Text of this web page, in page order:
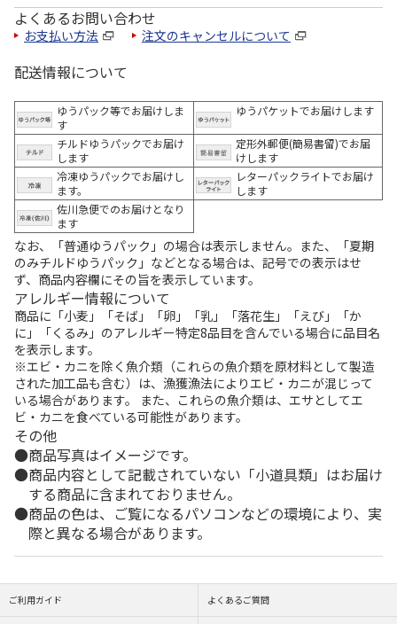
よくあるお問い合わせ
お支払い方法 注文のキャンセルについて
配送情報について
ゆうパック等でお届けしま
す
ゆうパケットでお届けします
チルドゆうパックでお届け
します
定形外郵便(簡易書留)でお届
けします
冷凍ゆうパックでお届けし
ます。
レターパックライトでお届け
します
佐川急便でのお届けとなり
ます
なお、「普通ゆうパック」の場合は表示しません。また、「夏期
のみチルドゆうパック」などとなる場合は、記号での表示はせ
ず、商品内容欄にその旨を表示しています。
アレルギー情報について
商品に「小麦」「そば」「卵」「乳」「落花生」「えび」「か
に」「くるみ」のアレルギー特定8品目を含んでいる場合に品目名
を表示します。
※エビ・カニを除く魚介類（これらの魚介類を原材料として製造
された加工品も含む）は、漁獲漁法によりエビ・カニが混じって
いる場合があります。 また、これらの魚介類は、エサとしてエ
ビ・カニを食べている可能性があります。
その他
商品写真はイメージです。
商品内容として記載されていない「小道具類」はお届け
する商品に含まれておりません。
商品の色は、ご覧になるパソコンなどの環境により、実
際と異なる場合があります。
ご利用ガイド よくあるご質問